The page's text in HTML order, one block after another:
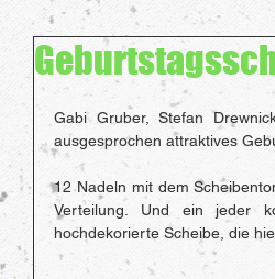
Gabi Gruber, Stefan
ausgesprochen attraktives
12 Nadeln mit dem
Verteilung. Und ein jeder
hochdekorierte Scheibe, die